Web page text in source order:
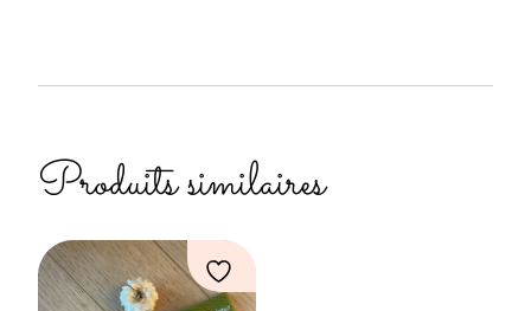
Produits similaires